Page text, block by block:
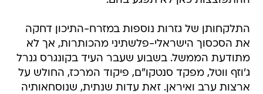
התלקחותן של גזרות נוספות במזרח-התיכון דחקה
את הסכסוך הישראלי-פלשתיני מהכותרות, אך לא
מתודעת הממשל. בשבוע שעבר העיד בקונגרס גנרל
ג'וזף ווטל, מפקד סנטקו"ם, פיקוד המרכז, החולש על
ארצות ערב ואיראן. זאת עדות שנתית, שנוסחאותיה